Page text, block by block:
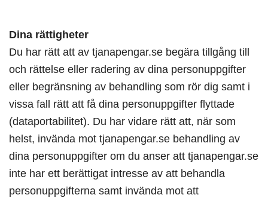
Dina rättigheter
Du har rätt att av tjanapengar.se begära tillgång till
och rättelse eller radering av dina personuppgifter
eller begränsning av behandling som rör dig samt i
vissa fall rätt att få dina personuppgifter flyttade
(dataportabilitet). Du har vidare rätt att, när som
helst, invända mot tjanapengar.se behandling av
dina personuppgifter om du anser att tjanapengar.se
inte har ett berättigat intresse av att behandla
personuppgifterna samt invända mot att